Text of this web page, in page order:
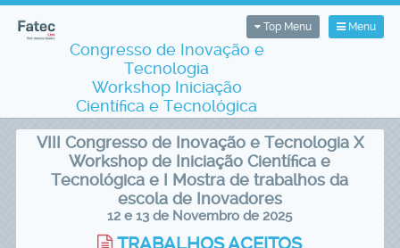
Menu
Top Menu
Congresso de Inovação e
Tecnologia
Workshop Iniciação
Científica e Tecnológica
VIII Congresso de Inovação e Tecnologia X
Workshop de Iniciação Científica e
Tecnológica e I Mostra de trabalhos da
escola de Inovadores
12 e 13 de Novembro de 2025